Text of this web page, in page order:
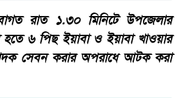
রাত ১.৩০ মিনিটে উপজেলার
হতে ৬ পিছ ইয়াবা ও ইয়াবা খাওয়ার
সেবন করার অপরাধে আটক করা